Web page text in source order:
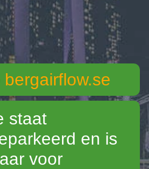
bergairflow.se
staat
en is
voor